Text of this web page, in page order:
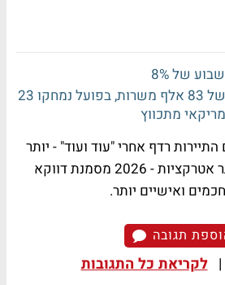
של 8%
הצפי היה תוספת של 83 אלף משרות, בפועל נמחקו 23
מתכווץ
רדף אחרי "עוד ועוד" - יותר
יעדים, יותר טיסות ויותר אטרקציות - 2026 מסמנת דווקא
ואישיים יותר.
תגובה
| לקריאת כל התגובות